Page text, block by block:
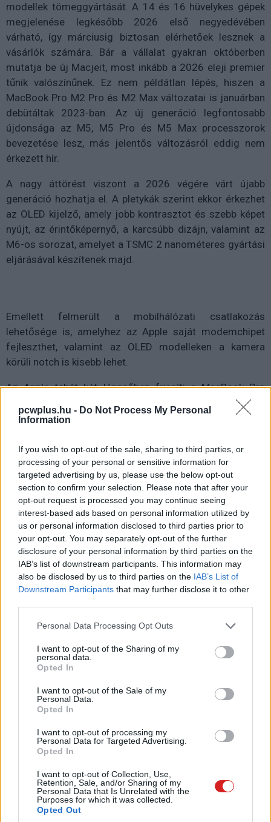
pcwplus.hu - Do Not Process My Personal
Information
If you wish to opt-out of the sale, sharing to third parties, or
processing of your personal or sensitive information for
targeted advertising by us, please use the below opt-out
section to confirm your selection. Please note that after your
opt-out request is processed you may continue seeing
interest-based ads based on personal information utilized by
us or personal information disclosed to third parties prior to
your opt-out. You may separately opt-out of the further
disclosure of your personal information by third parties on the
IAB’s list of downstream participants. This information may
also be disclosed by us to third parties on the IAB’s List of
Downstream Participants that may further disclose it to other
Please note that this website/app uses one or more Google
not limited to your visit or usage behaviour. You may click to
grant or deny consent to Google and its third-party tags to
use your data for below specified purposes in below Google
consent section.
Personal Data Processing Opt Outs
I want to opt-out of the Sharing of my
personal data.
Opted In
I want to opt-out of the Sale of my
Personal Data.
Opted In
I want to opt-out of processing my
Personal Data for Targeted Advertising.
Opted In
I want to opt-out of Collection, Use,
Retention, Sale, and/or Sharing of my
Personal Data that Is Unrelated with the
Purposes for which it was collected.
Opted Out
modellek tömeggyártását. A 14 és 16 hüvelykes gépek
megjelenése legkésőbb 2026 első negyedévében
várható, így márciusig biztosan elérhetőek lesznek a
vásárlók számára. Bár a vállalat gyakran októberben
mutatja be új Macjeit, most inkább a 2026 eleji premier
tűnik valószínűnek. Ez nem példátlan lépés, hiszen a
MacBook Pro M2 Pro és M2 Max változatai is januárban
debütáltak 2023-ban. Az új generáció legfontosabb
újdonsága az M5, M5 Pro és M5 Max processzorok
bevezetése lesz, más jelentős változásról eddig nem
érkezett hír.
A nagy áttörést viszont a 2026 végére várt újabb
generáció hozhatja el. A pletykák szerint ekkor érkezhet
az OLED kijelző, amely jobb kontrasztot és szebb képet
nyújt, az érintőképernyő, a karcsúbb dizájn, valamint az
M6-os sorozat, amelyet a TSMC 2 nanométeres gyártási
eljárásával készítenek majd.
Emellett felmerült a mobilhálózati csatlakozás
lehetősége is, amelyhez az Apple saját modemchipet
fejleszthet, valamint az OLED modelleken a kamera
körüli notch is kisebb lehet.
Az Apple tehát két lépcsőben frissíti a MacBook Pro
szériát: először egy visszafogottabb teljesítménybeli
előrelépéssel, majd egy nagy átalakítással, amely hosszú
világába.
Pulzusméréssel segíti a biztonságos mozgást az új
balatoni kardioösvény (X)
4 és egy 8 km-es egészségügyi tanösvény nyílt
Balatonalmádiban.
#macbook pro
rejtélyes-gyanús gyártóról?
Kedvencekhez
Vajon meg lehet bízni a Maxsun márkájú